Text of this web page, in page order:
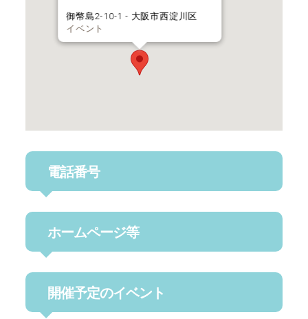
御幣島2-10-1 - 大阪市西淀川区
イベント
電話番号
ホームページ等
開催予定のイベント